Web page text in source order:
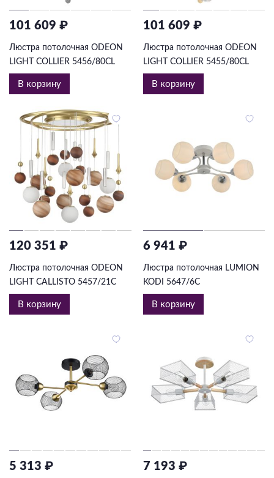
101 609 ₽
Люстра потолочная ODEON
LIGHT COLLIER 5456/80CL
В корзину
101 609 ₽
Люстра потолочная ODEON
LIGHT COLLIER 5455/80CL
В корзину
120 351 ₽
Люстра потолочная ODEON
LIGHT CALLISTO 5457/21C
В корзину
6 941 ₽
Люстра потолочная LUMION
KODI 5647/6C
В корзину
5 313 ₽ 7 193 ₽